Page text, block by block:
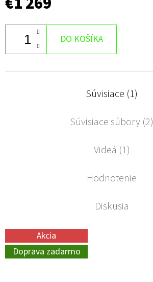
DO KOŠÍKA
Súvisiace (1)
Súvisiace súbory (2)
Videá (1)
Hodnotenie
Diskusia
Akcia
Doprava zadarmo